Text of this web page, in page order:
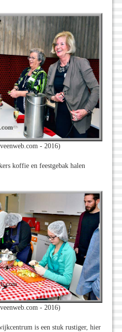
- 2016)
koffie en feestgebak halen
- 2016)
is een stuk rustiger, hier